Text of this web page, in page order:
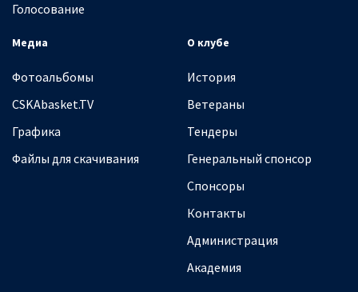
Голосование
Медиа
Фотоальбомы
CSKAbasket.TV
Графика
Файлы для скачивания
О клубе
История
Ветераны
Тендеры
Генеральный спонсор
Спонсоры
Контакты
Администрация
Академия